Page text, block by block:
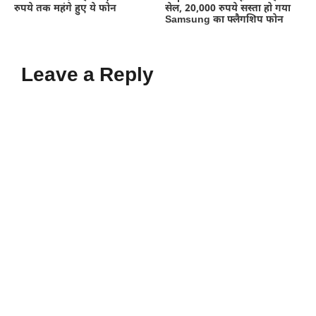
रुपये तक महंगे हुए ये फोन
सेल, 20,000 रुपये सस्ता हो गया
Samsung का फ्लैगशिप फोन
Leave a Reply